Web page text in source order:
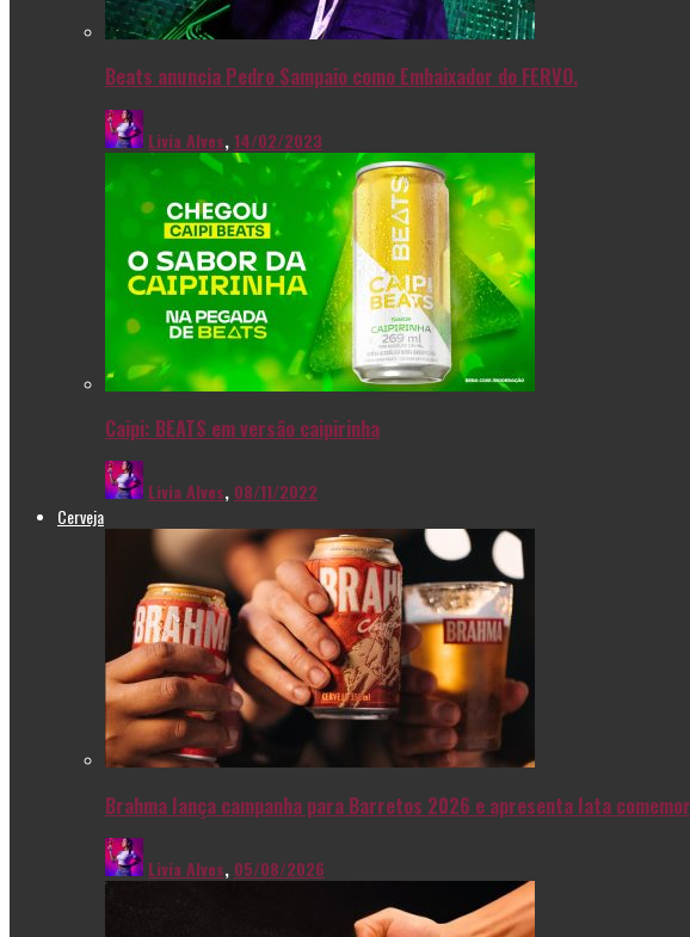
Beats anuncia Pedro Sampaio como Embaixador do FERVO.
Livia Alves,14/02/2023
Caipi: BEATS em versão caipirinha
Livia Alves, 08/11/2022
Cerveja
Brahma lança campanha para Barretos 2026 e apresenta lata
Livia Alves, 05/08/2026